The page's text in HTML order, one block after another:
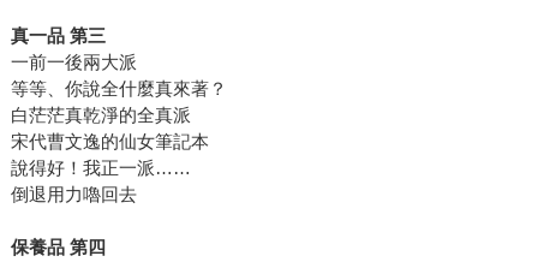
真一品 第三
一前一後兩大派
等等、你說全什麼真來著？
白茫茫真乾淨的全真派
宋代曹文逸的仙女筆記本
說得好！我正一派……
倒退用力嚕回去
保養品 第四